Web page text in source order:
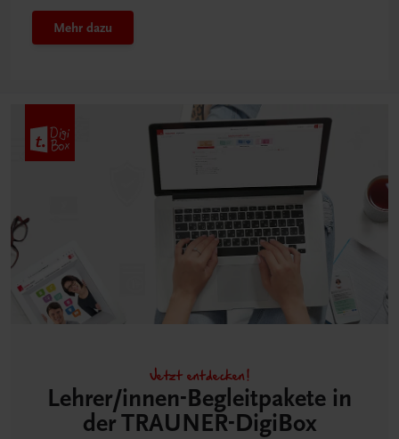
Mehr dazu
Jetzt entdecken!
Lehrer/innen-Begleitpakete in
der TRAUNER-DigiBox